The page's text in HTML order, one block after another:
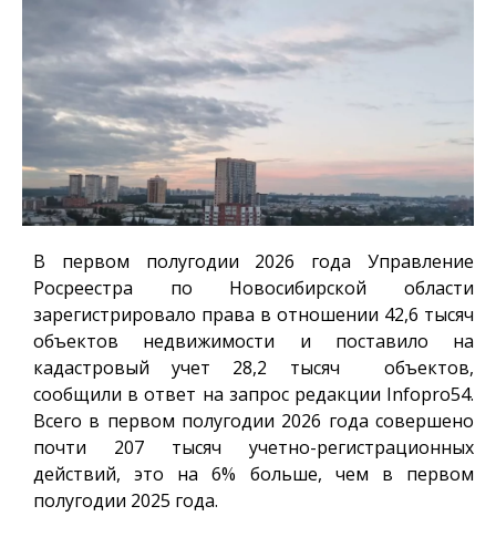
В первом полугодии 2026 года Управление
Росреестра по Новосибирской области
зарегистрировало права в отношении 42,6 тысяч
объектов недвижимости и поставило на
кадастровый учет 28,2 тысяч объектов,
сообщили в ответ на запрос редакции Infopro54.
Всего в первом полугодии 2026 года совершено
почти 207 тысяч учетно-регистрационных
действий, это на 6% больше, чем в первом
полугодии 2025 года.